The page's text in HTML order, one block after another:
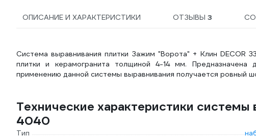
ОПИСАНИЕ И ХАРАКТЕРИСТИКИ ОТЗЫВЫ3
Система выравнивания плитки Зажим "Ворота" + Клин DECOR
плитки и керамогранита толщиной 4-14 мм. Предназначена
применению данной системы выравнивания получается ровный
Технические характеристики
4040
Тип